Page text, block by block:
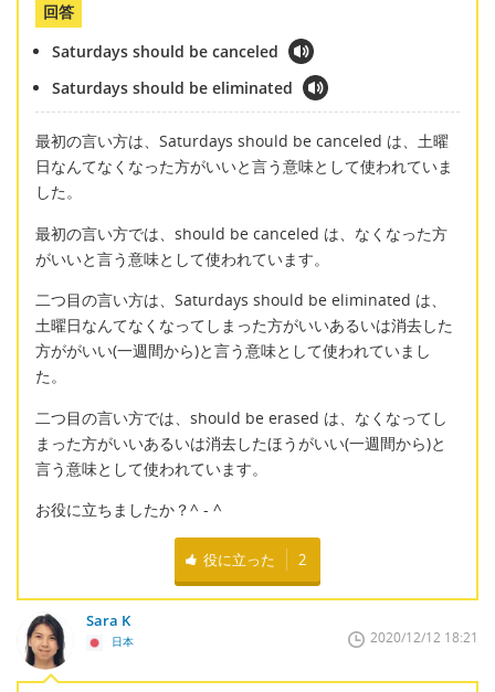
回答
Saturdays should be canceled
Saturdays should be eliminated
最初の言い方は、Saturdays should be canceled は、土曜
日なんてなくなった方がいいと言う意味として使われていま
した。
最初の言い方では、should be canceled は、なくなった方
がいいと言う意味として使われています。
二つ目の言い方は、Saturdays should be eliminated は、
土曜日なんてなくなってしまった方がいいあるいは消去した
方ががいい(一週間から)と言う意味として使われていまし
た。
二つ目の言い方では、should be erased は、なくなってし
まった方がいいあるいは消去したほうがいい(一週間から)と
言う意味として使われています。
お役に立ちましたか？^ - ^
役に立った 2
Sara K
日本 2020/12/12 18:21